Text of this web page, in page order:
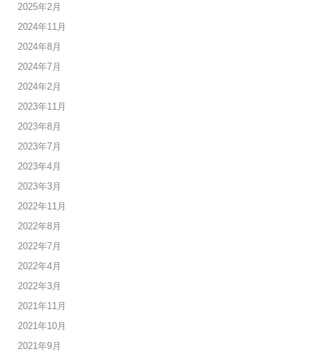
2025年2月
2024年11月
2024年8月
2024年7月
2024年2月
2023年11月
2023年8月
2023年7月
2023年4月
2023年3月
2022年11月
2022年8月
2022年7月
2022年4月
2022年3月
2021年11月
2021年10月
2021年9月